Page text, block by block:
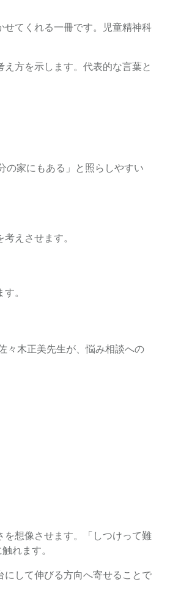
せてくれる一冊です。児童精神科
方を示します。代表的な言葉と
の家にもある」と照らしやすい
えさせます。
。
々木正美先生が、悩み相談への
想像させます。「しつけって難
れます。
して伸びる方向へ寄せることで